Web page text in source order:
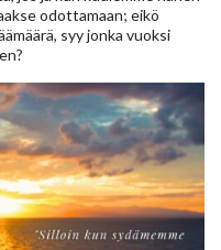
odottamaan; eikö
syy jonka vuoksi